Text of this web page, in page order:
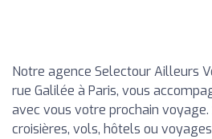
Notre agence Selectour Ailleurs
rue Galilée à Paris, vous
avec vous votre prochain voyage.
croisières, vols, hôtels ou